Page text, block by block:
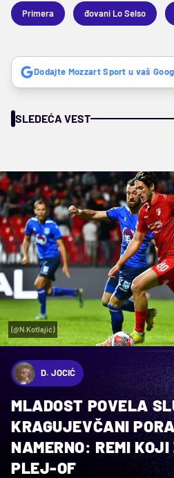
Primera đovani Lo Selso
Dodajte Mozzart Sport u vaš
SLEDEĆA VEST
(@N.Kotlajić)
D. JOCIĆ
MLADOST POVELA
KRAGUJEVČANI
NAMERNO: REMI
PLEJ-OF